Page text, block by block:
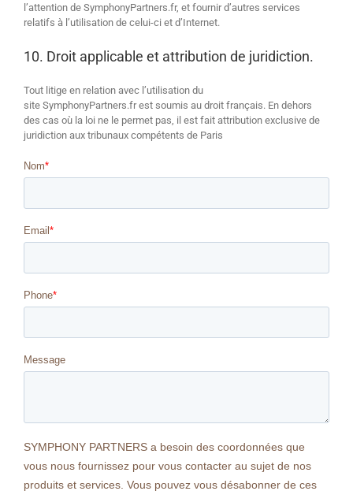
l’attention de SymphonyPartners.fr, et fournir d’autres services
relatifs à l’utilisation de celui-ci et d’Internet.
10. Droit applicable et attribution de juridiction.
Tout litige en relation avec l’utilisation du
site SymphonyPartners.fr est soumis au droit français. En dehors
des cas où la loi ne le permet pas, il est fait attribution exclusive de
juridiction aux tribunaux compétents de Paris